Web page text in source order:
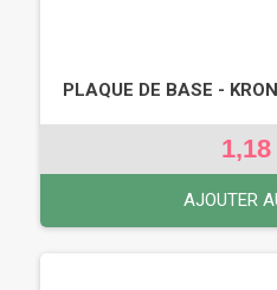
PLAQUE DE BASE -
1,18
AJOUTER